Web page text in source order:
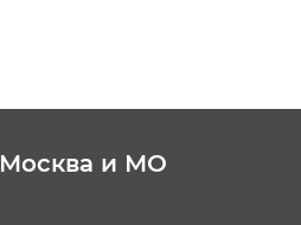
Москва и МО